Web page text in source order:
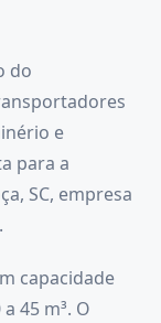
do
e
para a
SC, empresa
capacidade
45 m³. O